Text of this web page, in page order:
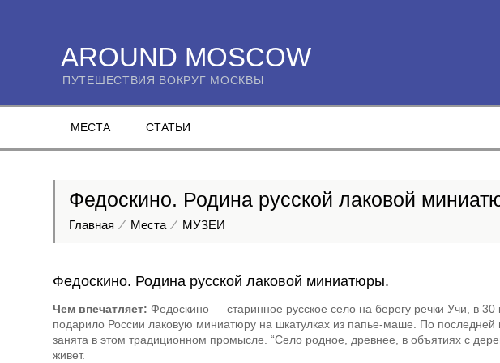
AROUND MOSCOW
ПУТЕШЕСТВИЯ ВОКРУГ МОСКВЫ
МЕСТА СТАТЬИ
Федоскино. Родина русской лаковой
Главная Места МУЗЕИ
Федоскино. Родина русской лаковой миниатюры.
Чем впечатляет: Федоскино — старинное русское село на берегу речки Учи, в
подарило России лаковую миниатюру на шкатулках из папье-маше. По последней
занята в этом традиционном промысле.
Село родное, древнее, в объятиях с
живет.